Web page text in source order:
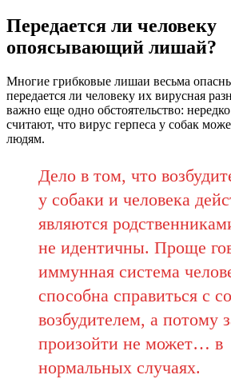
Передается ли человеку
опоясывающий лишай?
Многие грибковые лишаи весьма
передается ли человеку их вирусная
важно еще одно обстоятельство:
считают, что вирус герпеса у собак
людям.
Дело в том, что
у собаки и человека
являются
не идентичны. Проще
иммунная система
способна справиться с
возбудителем, а потому
произойти не может… в
нормальных случаях.